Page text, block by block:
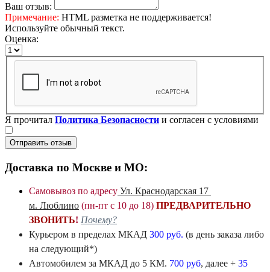
Ваш отзыв:
Примечание: HTML разметка не поддерживается!
Используйте обычный текст.
Оценка:
Я прочитал Политика Безопасности и согласен с условиями
Отправить отзыв
Доставка по Москве и МО:
Самовывоз по адресу Ул. Краснодарская 17
м. Люблино (пн-пт с 10 до 18) ПРЕДВАРИТЕЛЬНО
ЗВОНИТЬ! Почему?
Курьером в пределах МКАД 300 руб. (в день заказа либо
на следующий*)
Автомобилем за МКАД до 5 КМ. 700 руб, далее + 35